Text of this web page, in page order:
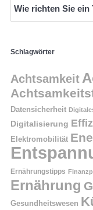
Wie richten Sie
Schlagwörter
Achtsamkeit
Datensicherheit
Digitalisierung
Elektromobilität
Ernährungstipps
Ernährung
Gesundheitswesen